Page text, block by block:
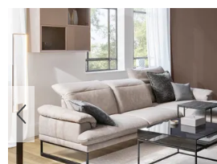
Überspringen